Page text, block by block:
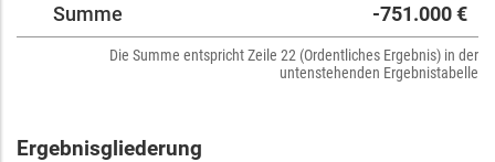
Summe -751.000 €
Die Summe entspricht Zeile 22 (Ordentliches Ergebnis) in der
untenstehenden Ergebnistabelle
Ergebnisgliederung